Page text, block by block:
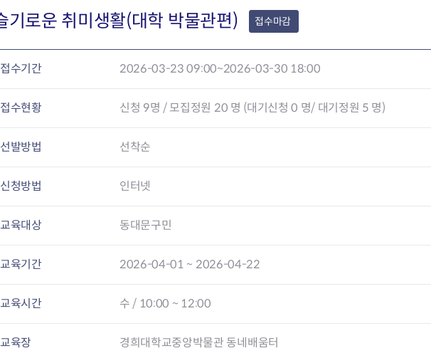
기로운 취미생활(대학 박물관편) 접수마감
접수기간 2026-03-23 09:00~2026-03-30 18:00
접수현황 신청 9명 / 모집정원 20 명 (대기신청 0 명/ 대기정원 5 명)
선발방법 선착순
신청방법 인터넷
교육대상 동대문구민
교육기간 2026-04-01 ~ 2026-04-22
교육시간 수 / 10:00 ~ 12:00
교육장 경희대학교중앙박물관 동네배움터